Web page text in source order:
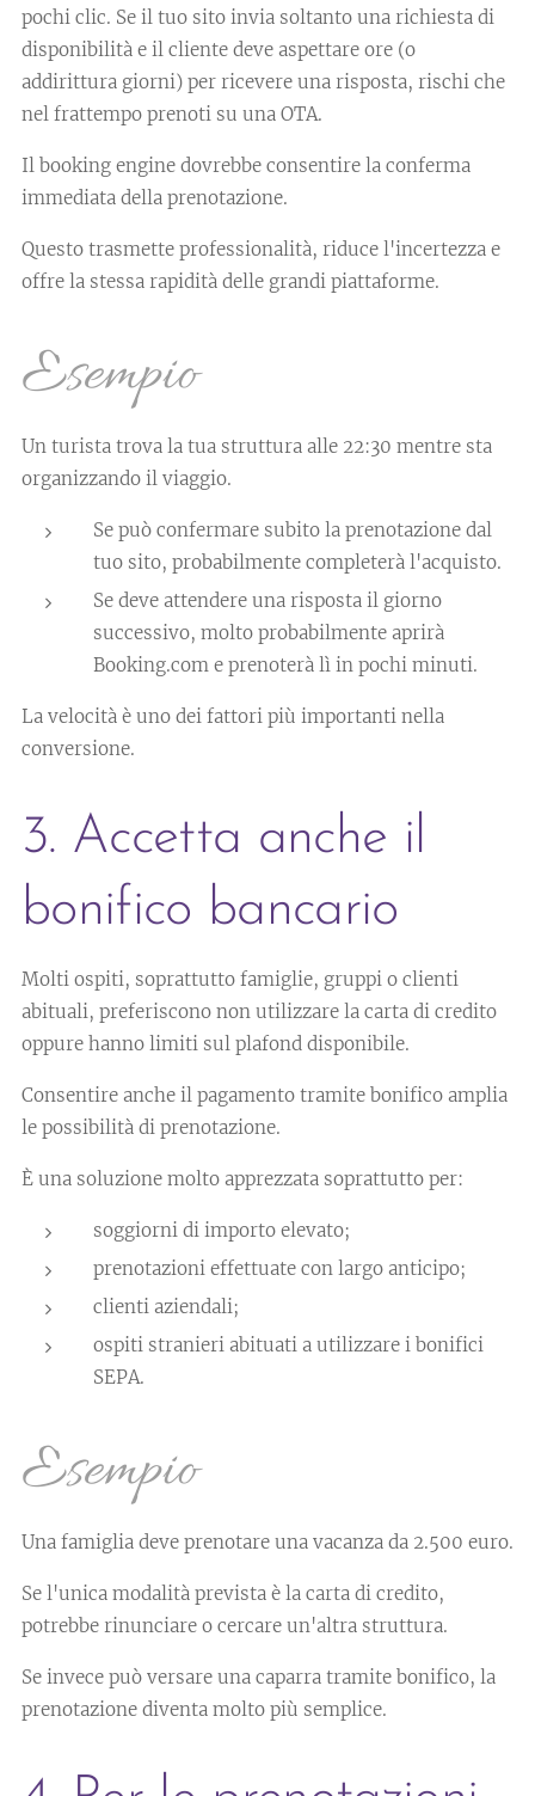
pochi clic. Se il tuo sito invia soltanto una richiesta di
disponibilità e il cliente deve aspettare ore (o
addirittura giorni) per ricevere una risposta, rischi che
nel frattempo prenoti su una OTA.
Il booking engine dovrebbe consentire la conferma
immediata della prenotazione.
Questo trasmette professionalità, riduce l'incertezza e
offre la stessa rapidità delle grandi piattaforme.
Esempio
Un turista trova la tua struttura alle 22:30 mentre sta
organizzando il viaggio.
Se può confermare subito la prenotazione dal
tuo sito, probabilmente completerà l'acquisto.
Se deve attendere una risposta il giorno
successivo, molto probabilmente aprirà
Booking.com e prenoterà lì in pochi minuti.
La velocità è uno dei fattori più importanti nella
conversione.
3. Accetta anche il
bonifico bancario
Molti ospiti, soprattutto famiglie, gruppi o clienti
abituali, preferiscono non utilizzare la carta di credito
oppure hanno limiti sul plafond disponibile.
Consentire anche il pagamento tramite bonifico amplia
le possibilità di prenotazione.
È una soluzione molto apprezzata soprattutto per:
soggiorni di importo elevato;
prenotazioni effettuate con largo anticipo;
clienti aziendali;
ospiti stranieri abituati a utilizzare i bonifici
SEPA.
Esempio
Una famiglia deve prenotare una vacanza da 2.500 euro.
Se l'unica modalità prevista è la carta di credito,
potrebbe rinunciare o cercare un'altra struttura.
Se invece può versare una caparra tramite bonifico, la
prenotazione diventa molto più semplice.